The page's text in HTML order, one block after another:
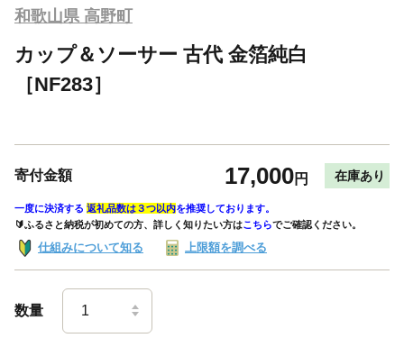
和歌山県 高野町
カップ＆ソーサー 古代 金箔純白
［NF283］
寄付金額 17,000円 在庫あり
一度に決済する 返礼品数は３つ以内を推奨しております。
🔰ふるさと納税が初めての方、詳しく知りたい方はこちらでご確認ください。
仕組みについて知る 上限額を調べる
数量